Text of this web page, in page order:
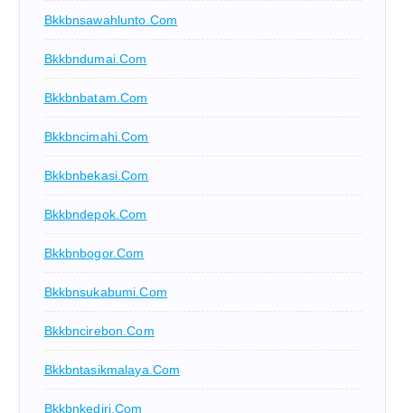
Bkkbnsawahlunto.com
Bkkbndumai.com
Bkkbnbatam.com
Bkkbncimahi.com
Bkkbnbekasi.com
Bkkbndepok.com
Bkkbnbogor.com
Bkkbnsukabumi.com
Bkkbncirebon.com
Bkkbntasikmalaya.com
Bkkbnkediri.com